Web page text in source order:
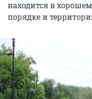
находится в
порядке и